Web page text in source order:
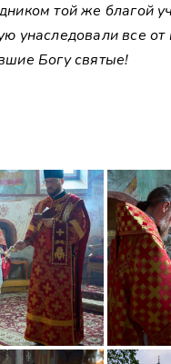
той же благой
унаследовали все от
Богу святые!